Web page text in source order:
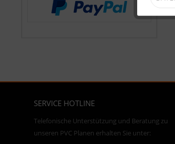
SERVICE HOTLINE
Telefonische Unterstützung und Beratung zu
unseren PVC Planen erhalten Sie unter: